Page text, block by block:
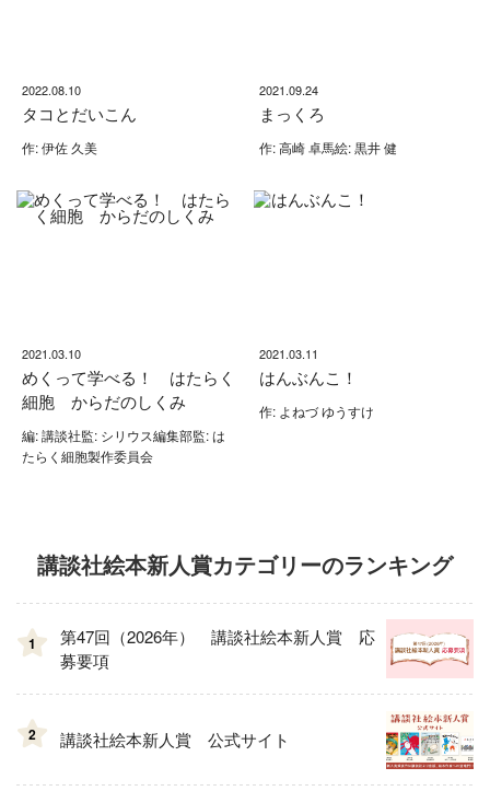
2022.08.10
タコとだいこん
作: 伊佐 久美
2021.09.24
まっくろ
作: 高崎 卓馬絵: 黒井 健
2021.03.10
めくって学べる！ はたらく
細胞 からだのしくみ
編: 講談社監: シリウス編集部監: は
たらく細胞製作委員会
2021.03.11
はんぶんこ！
作: よねづ ゆうすけ
講談社絵本新人賞カテゴリーのランキング
1
第47回（2026年） 講談社絵本新人賞 応
募要項
2 講談社絵本新人賞 公式サイト